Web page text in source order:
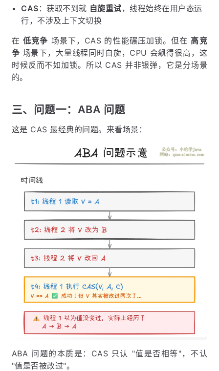
CAS ：获取不到就 自旋重试，线程始终在用户态运
行，不涉及上下文切换
在低竞争 场景下，CAS 的性能碾压加锁。但在 高竞
争 场景下，大量线程同时自旋，CPU 会飙得很高，这
时候反而不如加锁。所以 CAS 并非银弹，它是分场景
的。
三、问题一：ABA 问题
这是 CAS 最经典的问题。来看场景：
ABA 问题的本质是：CAS 只认 "值是否相等"，不认
"值是否被改过"。